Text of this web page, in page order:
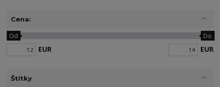
Cena:
EUR
Od Do
EUR
Štítky